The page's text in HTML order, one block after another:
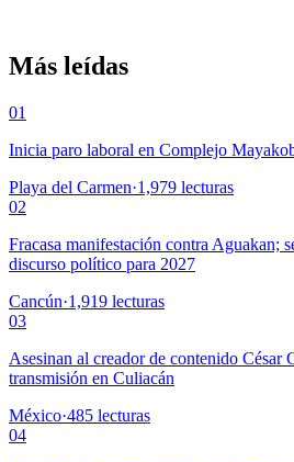
Más leídas
01
Inicia paro laboral en Complejo
Playa del Carmen·1,979 lecturas
02
Fracasa manifestación contra Aguakan;
discurso político para 2027
Cancún·1,919 lecturas
03
Asesinan al creador de contenido César
transmisión en Culiacán
México·485 lecturas
04